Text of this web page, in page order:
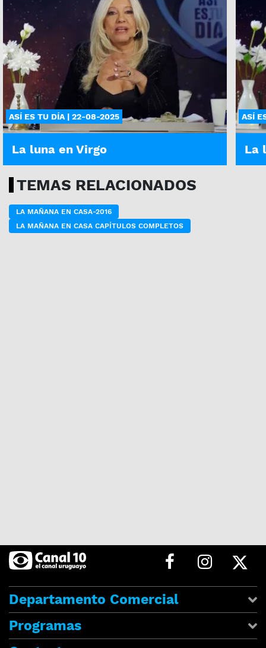
ASÍ ES TU DÍA | 22-08-2025
La luna en Virgo
ASÍ
La
TEMAS RELACIONADOS
LA MAÑANA EN CASA-2016
LA MAÑANA EN CASA CAPÍTULOS COMPLETOS
Departamento Comercial
Programas